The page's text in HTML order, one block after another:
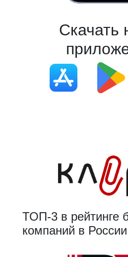
Скачать
ТОП-3 в рейтинге
компаний в